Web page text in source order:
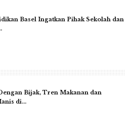
Basel Ingatkan Pihak Sekolah dan
Bijak, Tren Makanan dan
di…